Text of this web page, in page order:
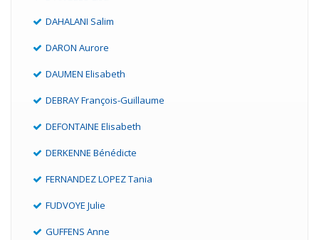
DAHALANI Salim
DARON Aurore
DAUMEN Elisabeth
DEBRAY François-Guillaume
DEFONTAINE Elisabeth
DERKENNE Bénédicte
FERNANDEZ LOPEZ Tania
FUDVOYE Julie
GUFFENS Anne